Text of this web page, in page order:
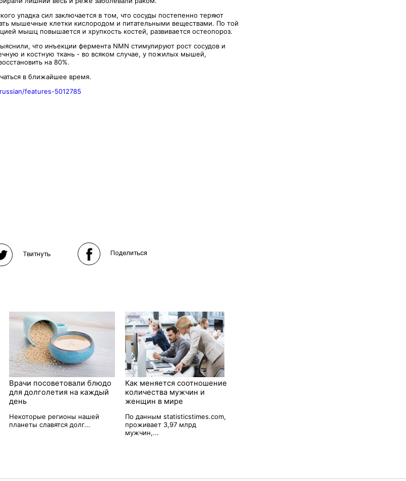
упадка сил заключается в том, что сосуды постепенно теряют
мышечные клетки кислородом и питательными веществами. По той
мышц повышается и хрупкость костей, развивается остеопороз.
что инъекции фермента NMN стимулируют рост сосудов и
и костную ткань - во всяком случае, у пожилых мышей,
на 80%.
в ближайшее время.
features-5012785
Твитнуть Поделиться
Врачи посоветовали блюдо
для долголетия на каждый
день
Некоторые регионы нашей
планеты славятся долг...
Как меняется соотношение
количества мужчин и
женщин в мире
По данным statisticstimes.com,
проживает 3,97 млрд
мужчин,...